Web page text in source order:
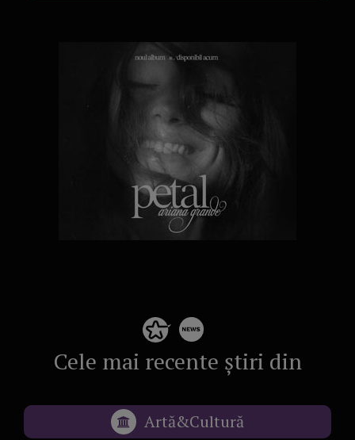
Cele mai recente știri din
Artă&Cultură